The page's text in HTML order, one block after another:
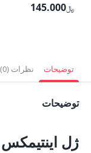
﷼145.000
توضیحات نظرات (0)
توضیحات
ژل